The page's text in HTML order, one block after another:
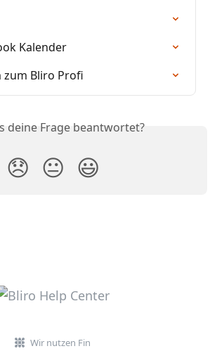
Kalender
zum Bliro Profi
deine Frage beantwortet?
😞 😐 😃
Wir nutzen Fin